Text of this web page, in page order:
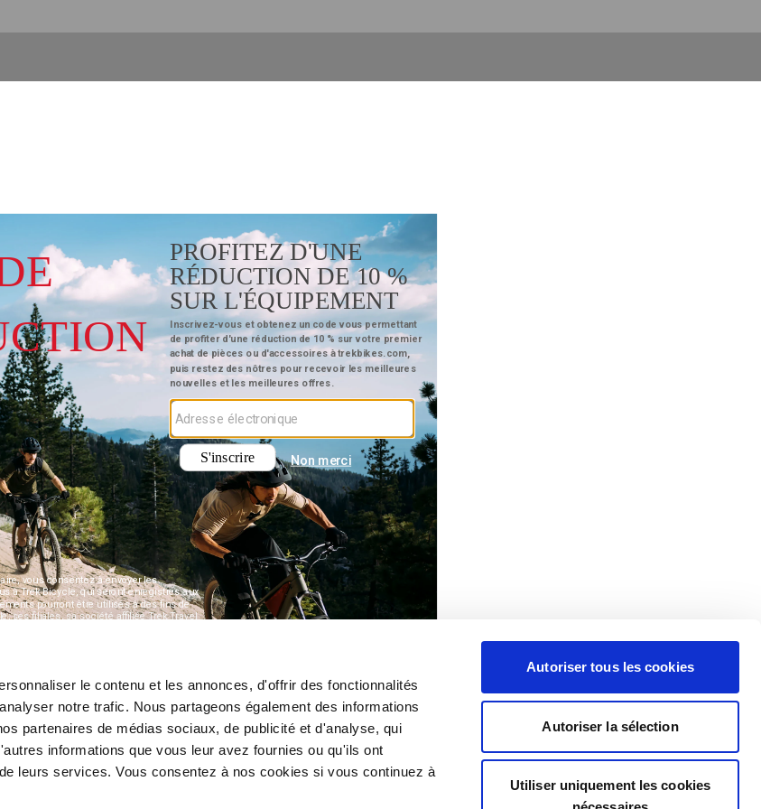
le contenu et les annonces, d'offrir des fonctionnalités
notre trafic. Nous partageons également des informations
partenaires de médias sociaux, de publicité et d'analyse, qui
informations que vous leur avez fournies ou qu'ils ont
leurs services. Vous consentez à nos cookies si vous continuez à
Autoriser tous les cookies
Autoriser la sélection
Utiliser uniquement les cookies